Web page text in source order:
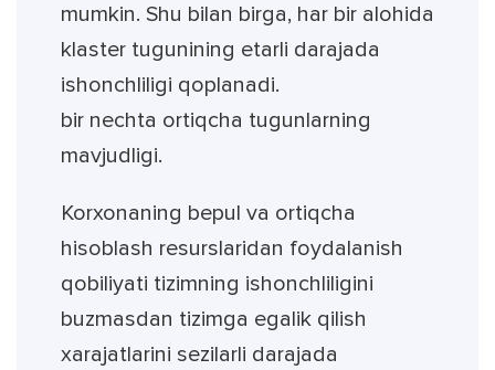
mumkin. Shu bilan birga, har bir alohida
klaster tugunining etarli darajada
ishonchliligi qoplanadi.
bir nechta ortiqcha tugunlarning
mavjudligi.
Korxonaning bepul va ortiqcha
hisoblash resurslaridan foydalanish
qobiliyati tizimning ishonchliligini
buzmasdan tizimga egalik qilish
xarajatlarini sezilarli darajada